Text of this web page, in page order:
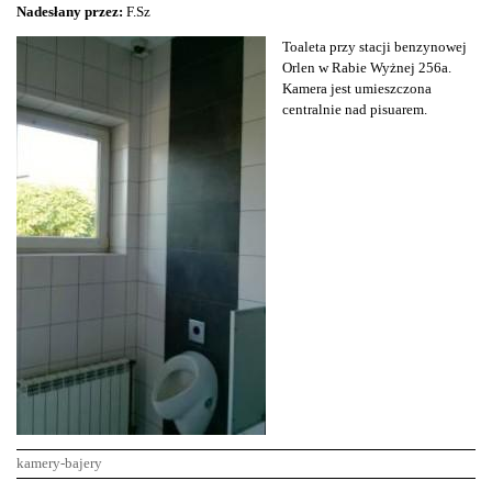
Nadesłany przez: F.Sz
Toaleta przy stacji benzynowej
Orlen w Rabie Wyżnej 256a.
Kamera jest umieszczona
centralnie nad pisuarem.
kamery-bajery